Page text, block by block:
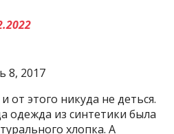
8, 2017
от этого никуда не деться.
одежда из синтетики была
хлопка. А